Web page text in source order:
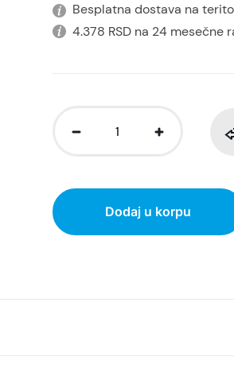
Besplatna dostava na
4.378 RSD na 24 mesečne
Dodaj u korpu